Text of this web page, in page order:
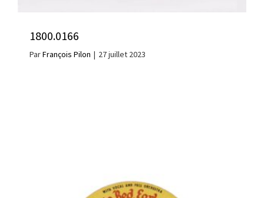
1800.0166
ParFrançois Pilon | 27 juillet 2023